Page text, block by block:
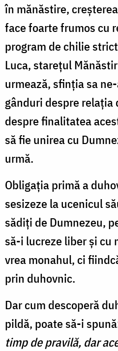
în mănăstire,
face foarte frumos cu
program de chilie
Luca, starețul
urmează, sfinția sa
gânduri despre
despre finalitatea
să fie unirea cu
urmă.
Obligația primă a
sesizeze la ucenicul
sădiți de Dumnezeu,
să-i lucreze liber și cu
vrea monahul, ci
prin duhovnic.
Dar cum descoperă
pildă, poate să-i
timp de pravilă, dar